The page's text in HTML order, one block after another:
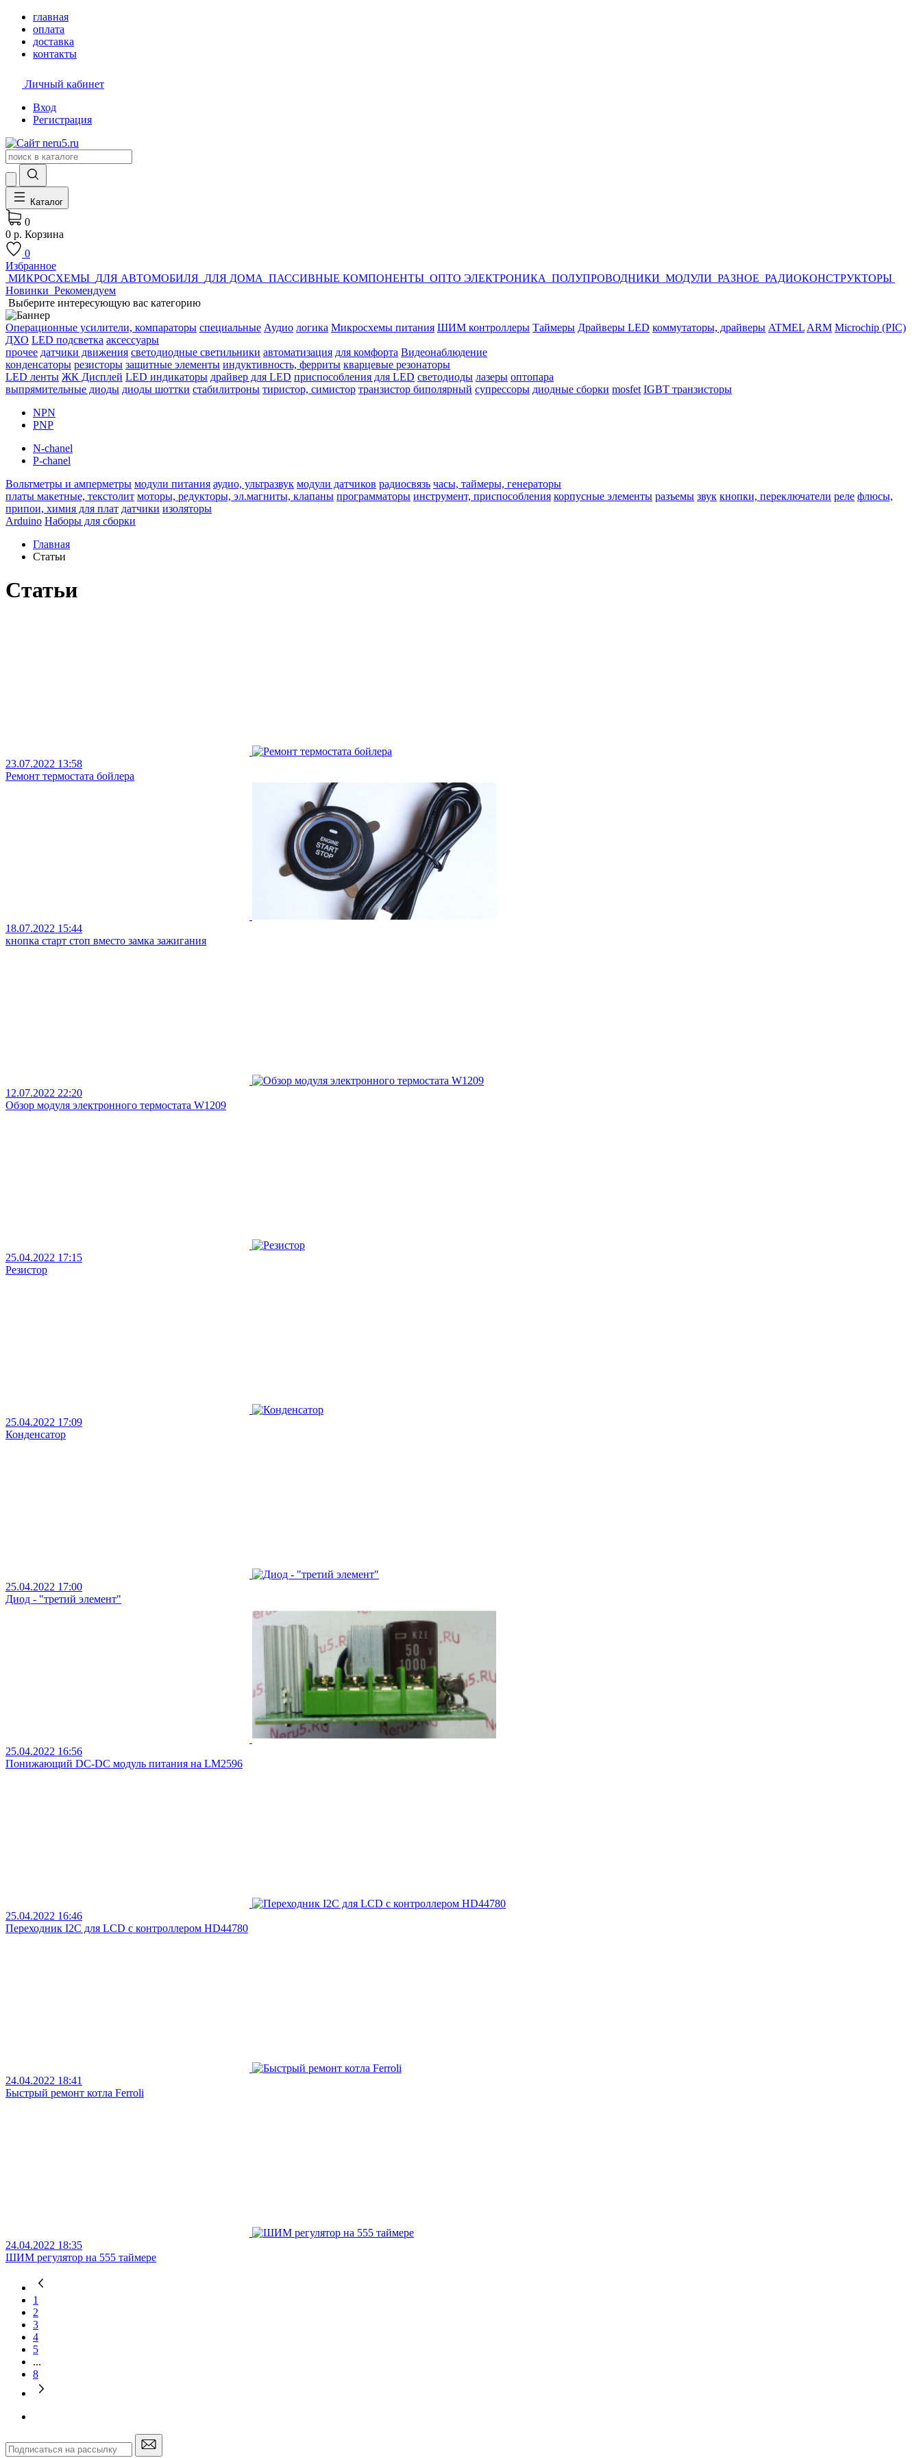
главная
оплата
доставка
контакты
Личный кабинет
Вход
Регистрация
Каталог
0
0 р. Корзина
0
Избранное
МИКРОСХЕМЫ ДЛЯ АВТОМОБИЛЯ ДЛЯ ДОМА ПАССИВНЫЕ КОМПОНЕНТЫ ОПТО ЭЛЕКТРОНИКА ПОЛУПРОВОДНИКИ МОДУЛИ РАЗНОЕ РАДИОКОНСТРУКТОРЫ
Новинки Рекомендуем
Выберите интересующую вас категорию
Операционные усилители, компараторы специальные Аудио логика Микросхемы питания ШИМ контроллеры Таймеры Драйверы LED коммутаторы, драйверы ATMEL ARM Microchip (PIC)
ДХО LED подсветка аксессуары
прочее датчики движения светодиодные светильники автоматизация для комфорта Видеонаблюдение
конденсаторы резисторы защитные элементы индуктивность, ферриты кварцевые резонаторы
LED ленты ЖК Дисплей LED индикаторы драйвер для LED приспособления для LED светодиоды лазеры оптопара
выпрямительные диоды диоды шоттки стабилитроны тиристор, симистор транзистор биполярный супрессоры диодные сборки mosfet IGBT транзисторы
NPN
PNP
N-chanel
P-chanel
Вольтметры и амперметры модули питания аудио, ультразвук модули датчиков радиосвязь часы, таймеры, генераторы
платы макетные, текстолит моторы, редукторы, эл.магниты, клапаны программаторы инструмент, приспособления корпусные элементы разъемы звук кнопки, переключатели реле флюсы,
припои, химия для плат датчики изоляторы
Arduino Наборы для сборки
Главная
Статьи
Статьи
23.07.2022 13:58
Ремонт термостата бойлера
18.07.2022 15:44
кнопка старт стоп вместо замка зажигания
12.07.2022 22:20
Обзор модуля электронного термостата W1209
25.04.2022 17:15
Резистор
25.04.2022 17:09
Конденсатор
25.04.2022 17:00
Диод - "третий элемент"
25.04.2022 16:56
Понижающий DC-DC модуль питания на LM2596
25.04.2022 16:46
Переходник I2C для LCD с контроллером HD44780
24.04.2022 18:41
Быстрый ремонт котла Ferroli
24.04.2022 18:35
ШИМ регулятор на 555 таймере
1
2
3
4
5
...
8